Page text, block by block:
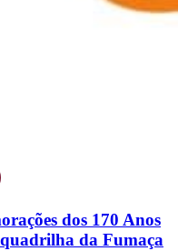
dos 170 Anos
da Fumaça